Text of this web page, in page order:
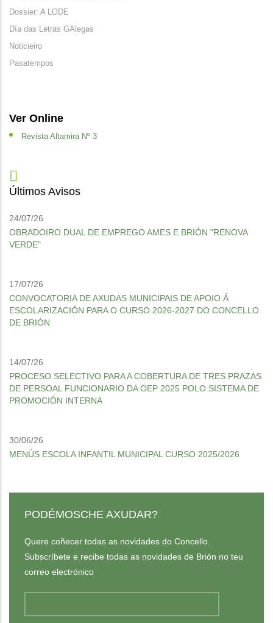
Dossier: A LODE
Día das Letras GAlegas
Noticieiro
Pasatempos
Ver Online
Revista Altamira Nº 3
Últimos Avisos
24/07/26
OBRADOIRO DUAL DE EMPREGO AMES E BRIÓN "RENOVA
VERDE"
17/07/26
CONVOCATORIA DE AXUDAS MUNICIPAIS DE APOIO Á
ESCOLARIZACIÓN PARA O CURSO 2026-2027 DO CONCELLO
DE BRIÓN
14/07/26
PROCESO SELECTIVO PARA A COBERTURA DE TRES PRAZAS
DE PERSOAL FUNCIONARIO DA OEP 2025 POLO SISTEMA DE
PROMOCIÓN INTERNA
30/06/26
MENÚS ESCOLA INFANTIL MUNICIPAL CURSO 2025/2026
PODÉMOSCHE AXUDAR?
Quere coñecer todas as novidades do Concello.
Subscríbete e recibe todas as novidades de Brión no teu
correo electrónico